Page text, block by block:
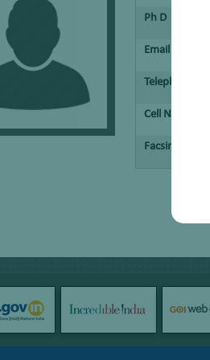
Ph D
Email
Telephone No.
Cell No.
Facsimile